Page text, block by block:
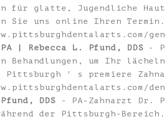
für glatte, Jugendliche
Sie uns online Ihren Termin.
| Rebecca L. Pfund, DDS -
Behandlungen, um Ihr
Pittsburgh ' s premiere
DDS - PA-Zahnarzt Dr.
der Pittsburgh-